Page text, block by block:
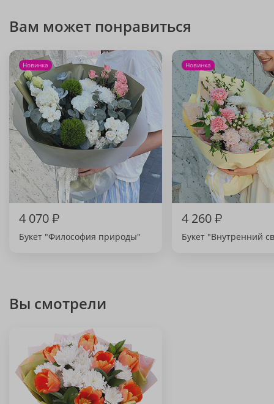
Вам может понравиться
Новинка
4 070₽
Букет "Философия природы"
Новинка
4 260₽
Букет "Внутренний
Вы смотрели